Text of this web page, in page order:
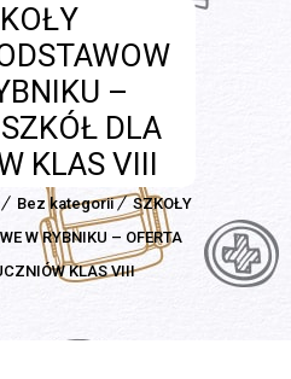
–
DLA
KLAS VIII
Bez kategorii
SZKOŁY
W RYBNIKU – OFERTA
KLAS VIII